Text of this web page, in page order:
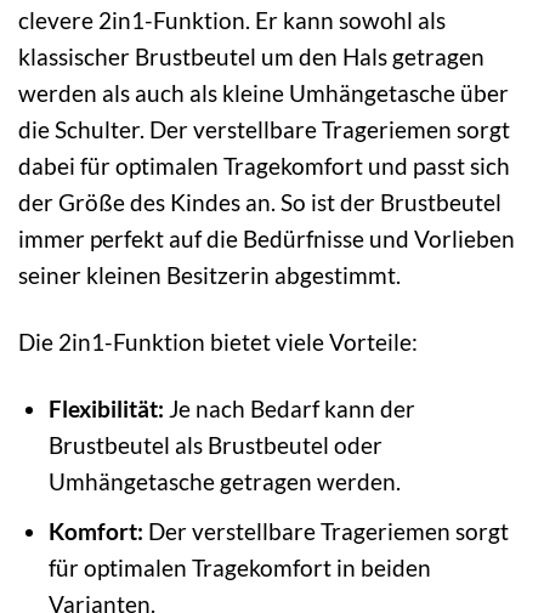
clevere 2in1-Funktion. Er kann sowohl als
klassischer Brustbeutel um den Hals getragen
werden als auch als kleine Umhängetasche über
die Schulter. Der verstellbare Trageriemen sorgt
dabei für optimalen Tragekomfort und passt sich
der Größe des Kindes an. So ist der Brustbeutel
immer perfekt auf die Bedürfnisse und Vorlieben
seiner kleinen Besitzerin abgestimmt.
Die 2in1-Funktion bietet viele Vorteile:
Flexibilität: Je nach Bedarf kann der
Brustbeutel als Brustbeutel oder
Umhängetasche getragen werden.
Komfort: Der verstellbare Trageriemen sorgt
für optimalen Tragekomfort in beiden
Varianten.